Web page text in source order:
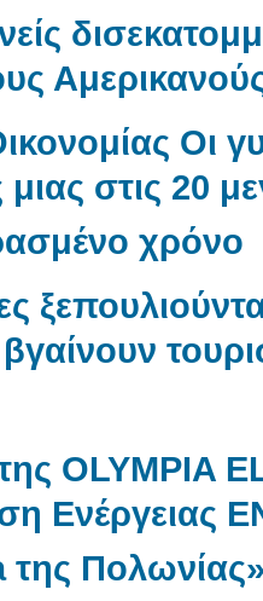
Οι
μιας στις 20
χρόνο
OLYMPIA
Ενέργειας